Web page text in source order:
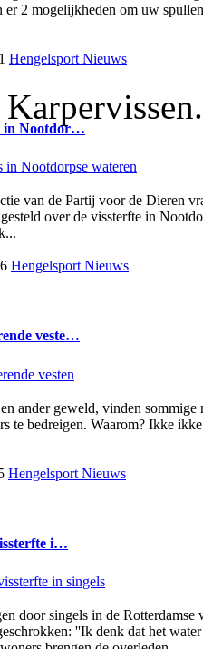
2 mogelijkheden om uw
Hengelsport Nieuws
in Nootdor…
van de Partij voor de Dieren
over de vissterfte in
Hengelsport Nieuws
veste…
ander geweld, vinden sommige
te bedreigen. Waarom? Ikke
Hengelsport Nieuws
i…
door singels in de Rotterdamse
''Ik denk dat het